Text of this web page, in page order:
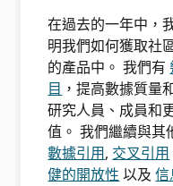
在過去的一年中，
明我們如何獲取社
的產品中。 我們有
目 ，提高數據質量
研究人員、成員和
值。 我們繼續與其
數據引用, 交叉引用
健的開放性 以及